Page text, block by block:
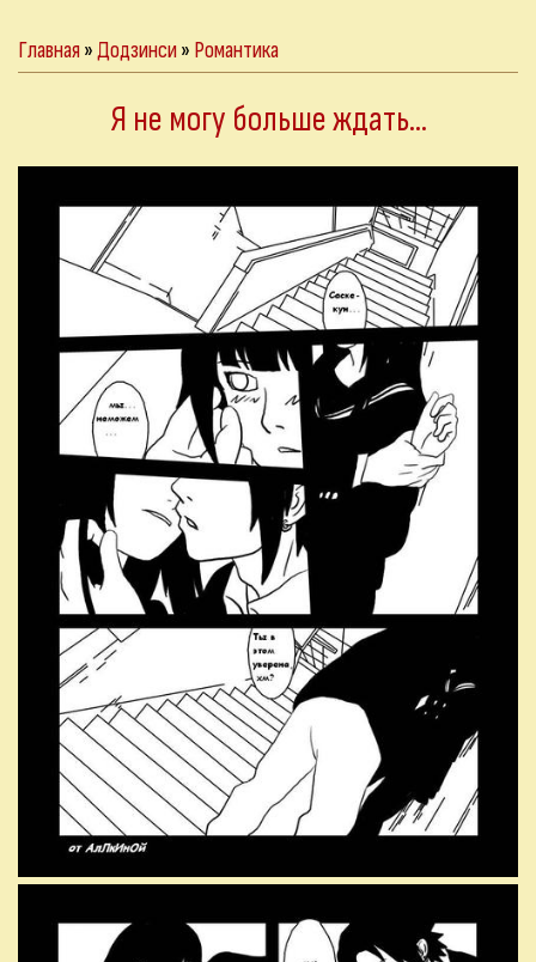
Главная»Додзинси» Романтика
Я не могу больше ждать...